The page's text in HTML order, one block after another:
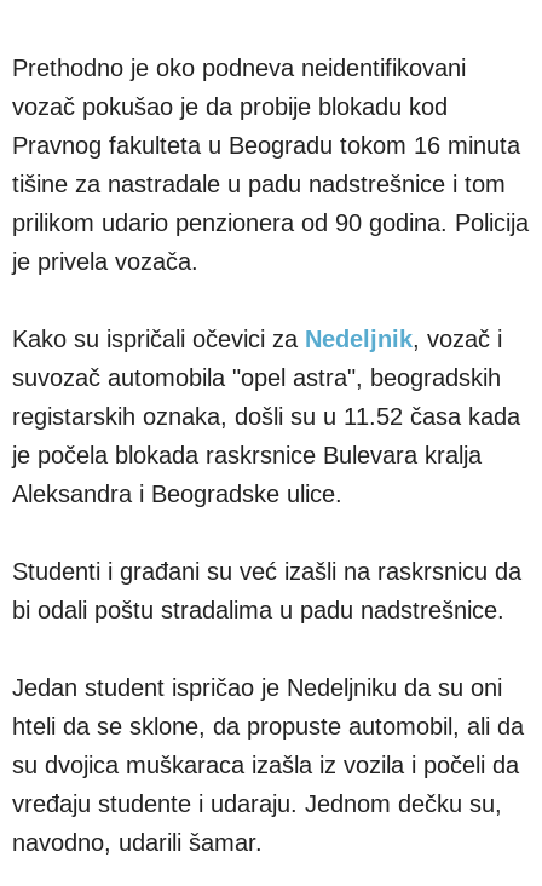
Prethodno je oko podneva neidentifikovani
vozač pokušao je da probije blokadu kod
Pravnog fakulteta u Beogradu tokom 16 minuta
tišine za nastradale u padu nadstrešnice i tom
prilikom udario penzionera od 90 godina. Policija
je privela vozača.
Kako su ispričali očevici za Nedeljnik, vozač i
suvozač automobila "opel astra", beogradskih
registarskih oznaka, došli su u 11.52 časa kada
je počela blokada raskrsnice Bulevara kralja
Aleksandra i Beogradske ulice.
Studenti i građani su već izašli na raskrsnicu da
bi odali poštu stradalima u padu nadstrešnice.
Jedan student ispričao je Nedeljniku da su oni
hteli da se sklone, da propuste automobil, ali da
su dvojica muškaraca izašla iz vozila i počeli da
vređaju studente i udaraju. Jednom dečku su,
navodno, udarili šamar.